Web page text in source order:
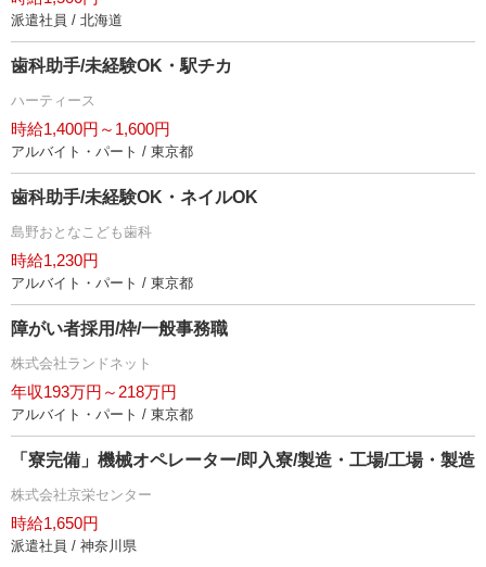
派遣社員 / 北海道
歯科助手/未経験OK・駅チカ
ハーティース
時給1,400円～1,600円
アルバイト・パート / 東京都
歯科助手/未経験OK・ネイルOK
島野おとなこども歯科
時給1,230円
アルバイト・パート / 東京都
障がい者採用/枠/一般事務職
株式会社ランドネット
年収193万円～218万円
アルバイト・パート / 東京都
「寮完備」機械オペレーター/即入寮/製造・工場/工場・製造
株式会社京栄センター
時給1,650円
派遣社員 / 神奈川県